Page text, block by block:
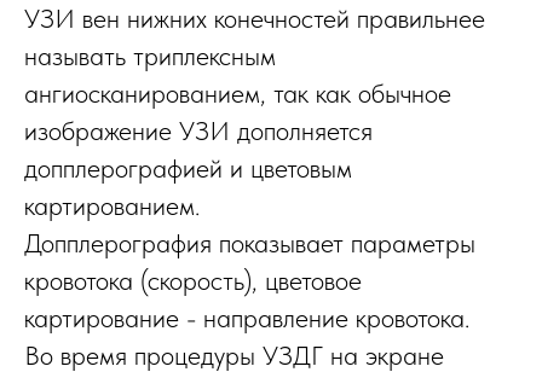
УЗИ вен нижних конечностей правильнее
называть триплексным
ангиосканированием, так как обычное
изображение УЗИ дополняется
допплерографией и цветовым
картированием.
Допплерография показывает параметры
кровотока (скорость), цветовое
картирование - направление кровотока.
Во время процедуры УЗДГ на экране